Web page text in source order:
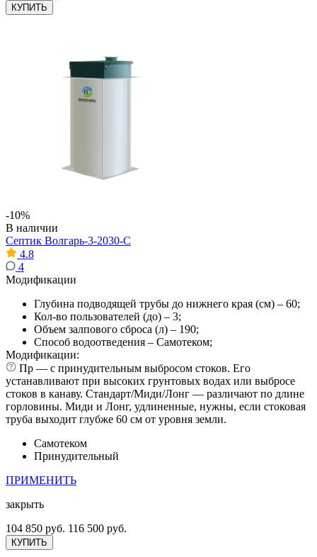
КУПИТЬ
-10%
В наличии
Септик Волгарь-3-2030-С
4.8
4
Модификации
Глубина подводящей трубы до нижнего края (см) – 60;
Кол-во пользователей (до) – 3;
Объем залпового сброса (л) – 190;
Способ водоотведения – Самотеком;
Модификации:
Пр — с принудительным выбросом стоков. Его
устанавливают при высоких грунтовых водах или выбросе
стоков в канаву. Стандарт/Миди/Лонг — различают по длине
горловины. Миди и Лонг, удлиненные, нужны, если стоковая
труба выходит глубже 60 см от уровня земли.
Самотеком
Принудительный
ПРИМЕНИТЬ
закрыть
104 850 руб. 116 500 руб.
КУПИТЬ